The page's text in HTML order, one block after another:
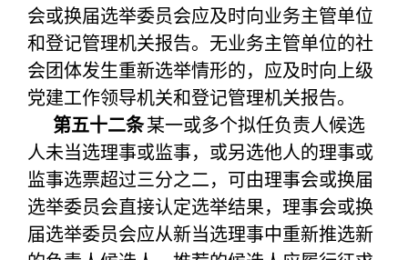
会或换届选举委员会应及时向业务主管单位
和登记管理机关报告。无业务主管单位的社
会团体发生重新选举情形的，应及时向上级
党建工作领导机关和登记管理机关报告。
第五十二条某一或多个拟任负责人候选
人未当选理事或监事，或另选他人的理事或
监事选票超过三分之二，可由理事会或换届
选举委员会直接认定选举结果，理事会或换
届选举委员会应从新当选理事中重新推选新